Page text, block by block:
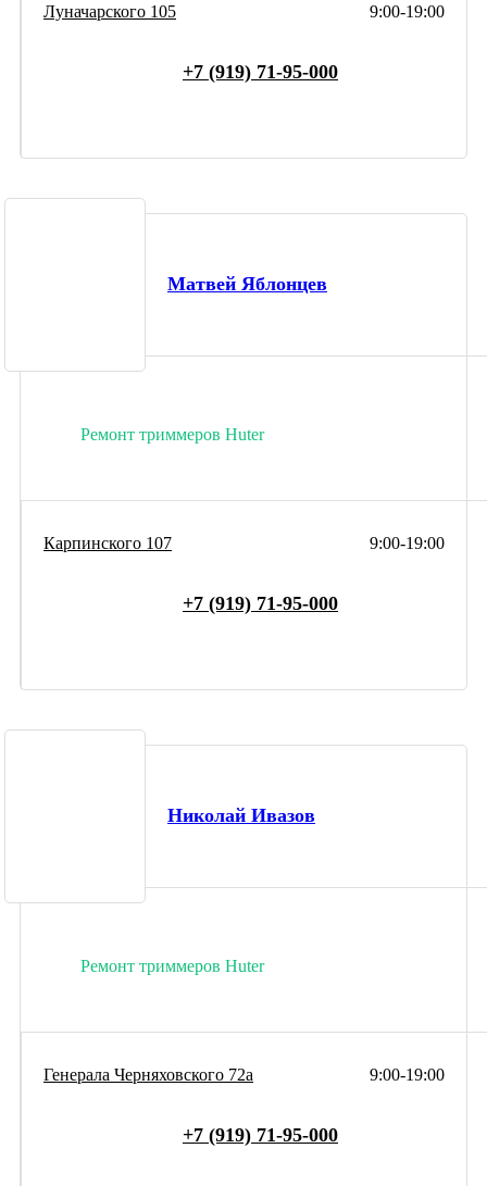
9:00-19:00
Луначарского 105
+7 (919) 71-95-000
Матвей Яблонцев
Ремонт триммеров Huter
9:00-19:00
Карпинского 107
+7 (919) 71-95-000
Николай Ивазов
Ремонт триммеров Huter
9:00-19:00
Генерала Черняховского 72а
+7 (919) 71-95-000